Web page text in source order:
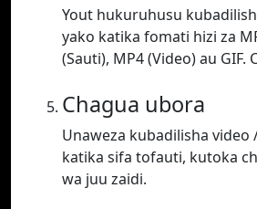
Yout hukuruhusu
yako katika fomati hizi za
(Sauti), MP4 (Video) au GIF.
Chagua ubora
Unaweza kubadilisha video
katika sifa tofauti, kutoka
wa juu zaidi.